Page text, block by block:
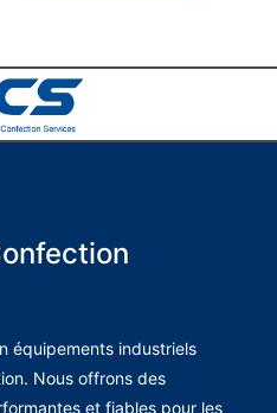
équipements industriels
Nous offrons des
et fiables pour les